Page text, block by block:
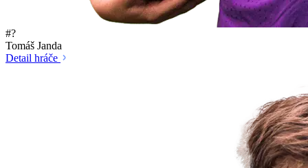
#?
Tomáš Janda
Detail hráče